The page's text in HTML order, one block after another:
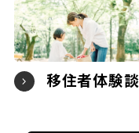
移住者体験談